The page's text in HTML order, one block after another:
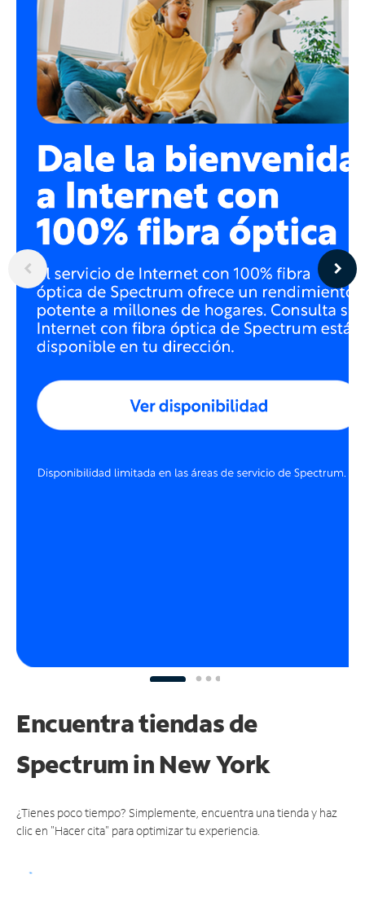
Encuentra tiendas de
Spectrumin New York
¿Tienes poco tiempo? Simplemente, encuentra una tienda y haz
clic en "Hacer cita" para optimizar tu experiencia.